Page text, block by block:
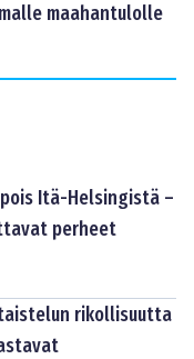
maahantulolle
Itä-Helsingistä –
perheet
rikollisuutta